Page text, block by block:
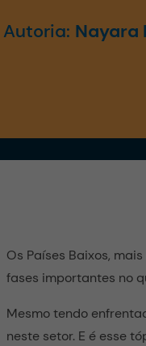
Autoria: Nayara
Os Países Baixos,
fases importantes no
Mesmo tendo
neste setor. E é esse